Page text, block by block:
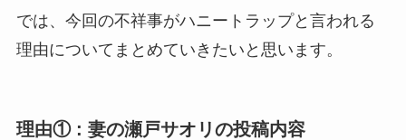
では、今回の不祥事がハニートラップと言われる
理由についてまとめていきたいと思います。
理由① : 妻の瀬戸サオリの投稿内容